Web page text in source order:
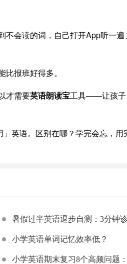
会读的词，自己打开App听一
报班好得多。
才需要英语朗读宝工具——让孩子
英语。区别在哪？学完会忘，用
暑假过半英语退步自测：3分钟
退步区
小学英语单词记忆效率低？
小学英语期末复习8个高频问题